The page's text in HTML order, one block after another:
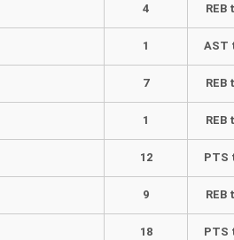
4 REB
1 AST
7 REB
1 REB
12 PTS
9 REB
18 PTS